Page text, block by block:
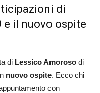
di
e il nuovo ospite
di Lessico Amoroso di
nuovo ospite. Ecco chi
con